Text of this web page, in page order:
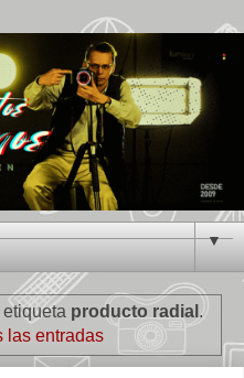
▼
producto radial .
las entradas